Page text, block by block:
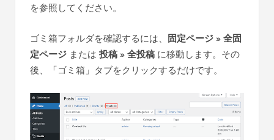
を参照してください。
ゴミ箱フォルダを確認するには、 固定ページ » 全固
定ページ または 投稿 » 全投稿 に移動します。その
後、「ゴミ箱」タブをクリックするだけです。